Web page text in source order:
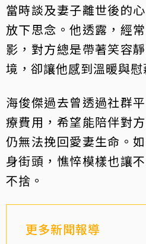
當時談及妻子離世後的
放下思念。他透露，經
影，對方總是帶著笑容
境，卻讓他感到溫暖與慰
海俊傑過去曾透過社群
療費用，希望能陪伴對
仍無法挽回愛妻生命。
身街頭，憔悴模樣也讓
不捨。
更多新聞報導